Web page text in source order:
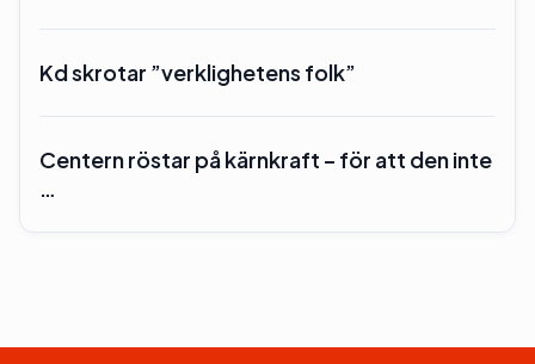
Kd skrotar ”verklighetens folk”
Centern röstar på kärnkraft – för att den inte
…